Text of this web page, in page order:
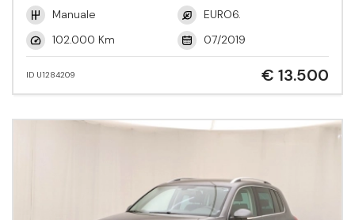
Manuale
EURO6.
102.000 Km
07/2019
ID U1284209 € 13.500